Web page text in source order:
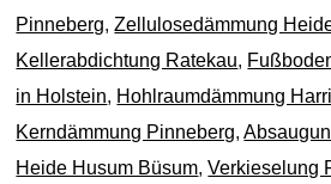
Pinneberg,Zellulosedämmung
Kellerabdichtung Ratekau,
in Holstein, Hohlraumdämmung
Kerndämmung Pinneberg,
Heide Husum Büsum,Verkieselung